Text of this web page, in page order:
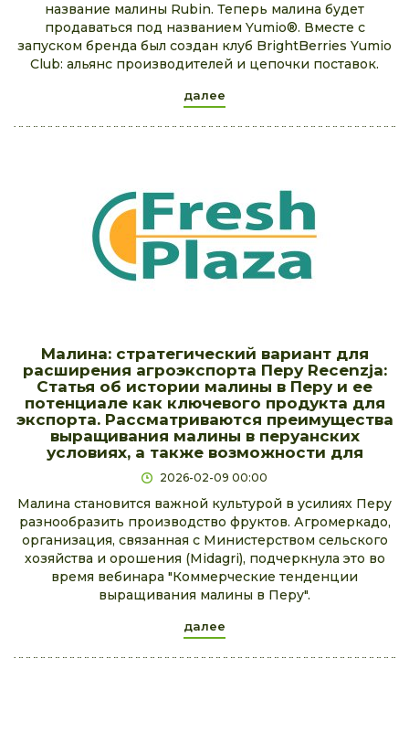
название малины Rubin. Теперь малина будет
продаваться под названием Yumio®. Вместе с
запуском бренда был создан клуб BrightBerries Yumio
Club: альянс производителей и цепочки поставок.
далее
Малина: стратегический вариант для
расширения агроэкспорта Перу Recenzja:
Статья об истории малины в Перу и ее
потенциале как ключевого продукта для
экспорта. Рассматриваются преимущества
выращивания малины в перуанских
условиях, а также возможности для
2026-02-09 00:00
Малина становится важной культурой в усилиях Перу
разнообразить производство фруктов. Агромеркадо,
организация, связанная с Министерством сельского
хозяйства и орошения (Midagri), подчеркнула это во
время вебинара "Коммерческие тенденции
выращивания малины в Перу".
далее